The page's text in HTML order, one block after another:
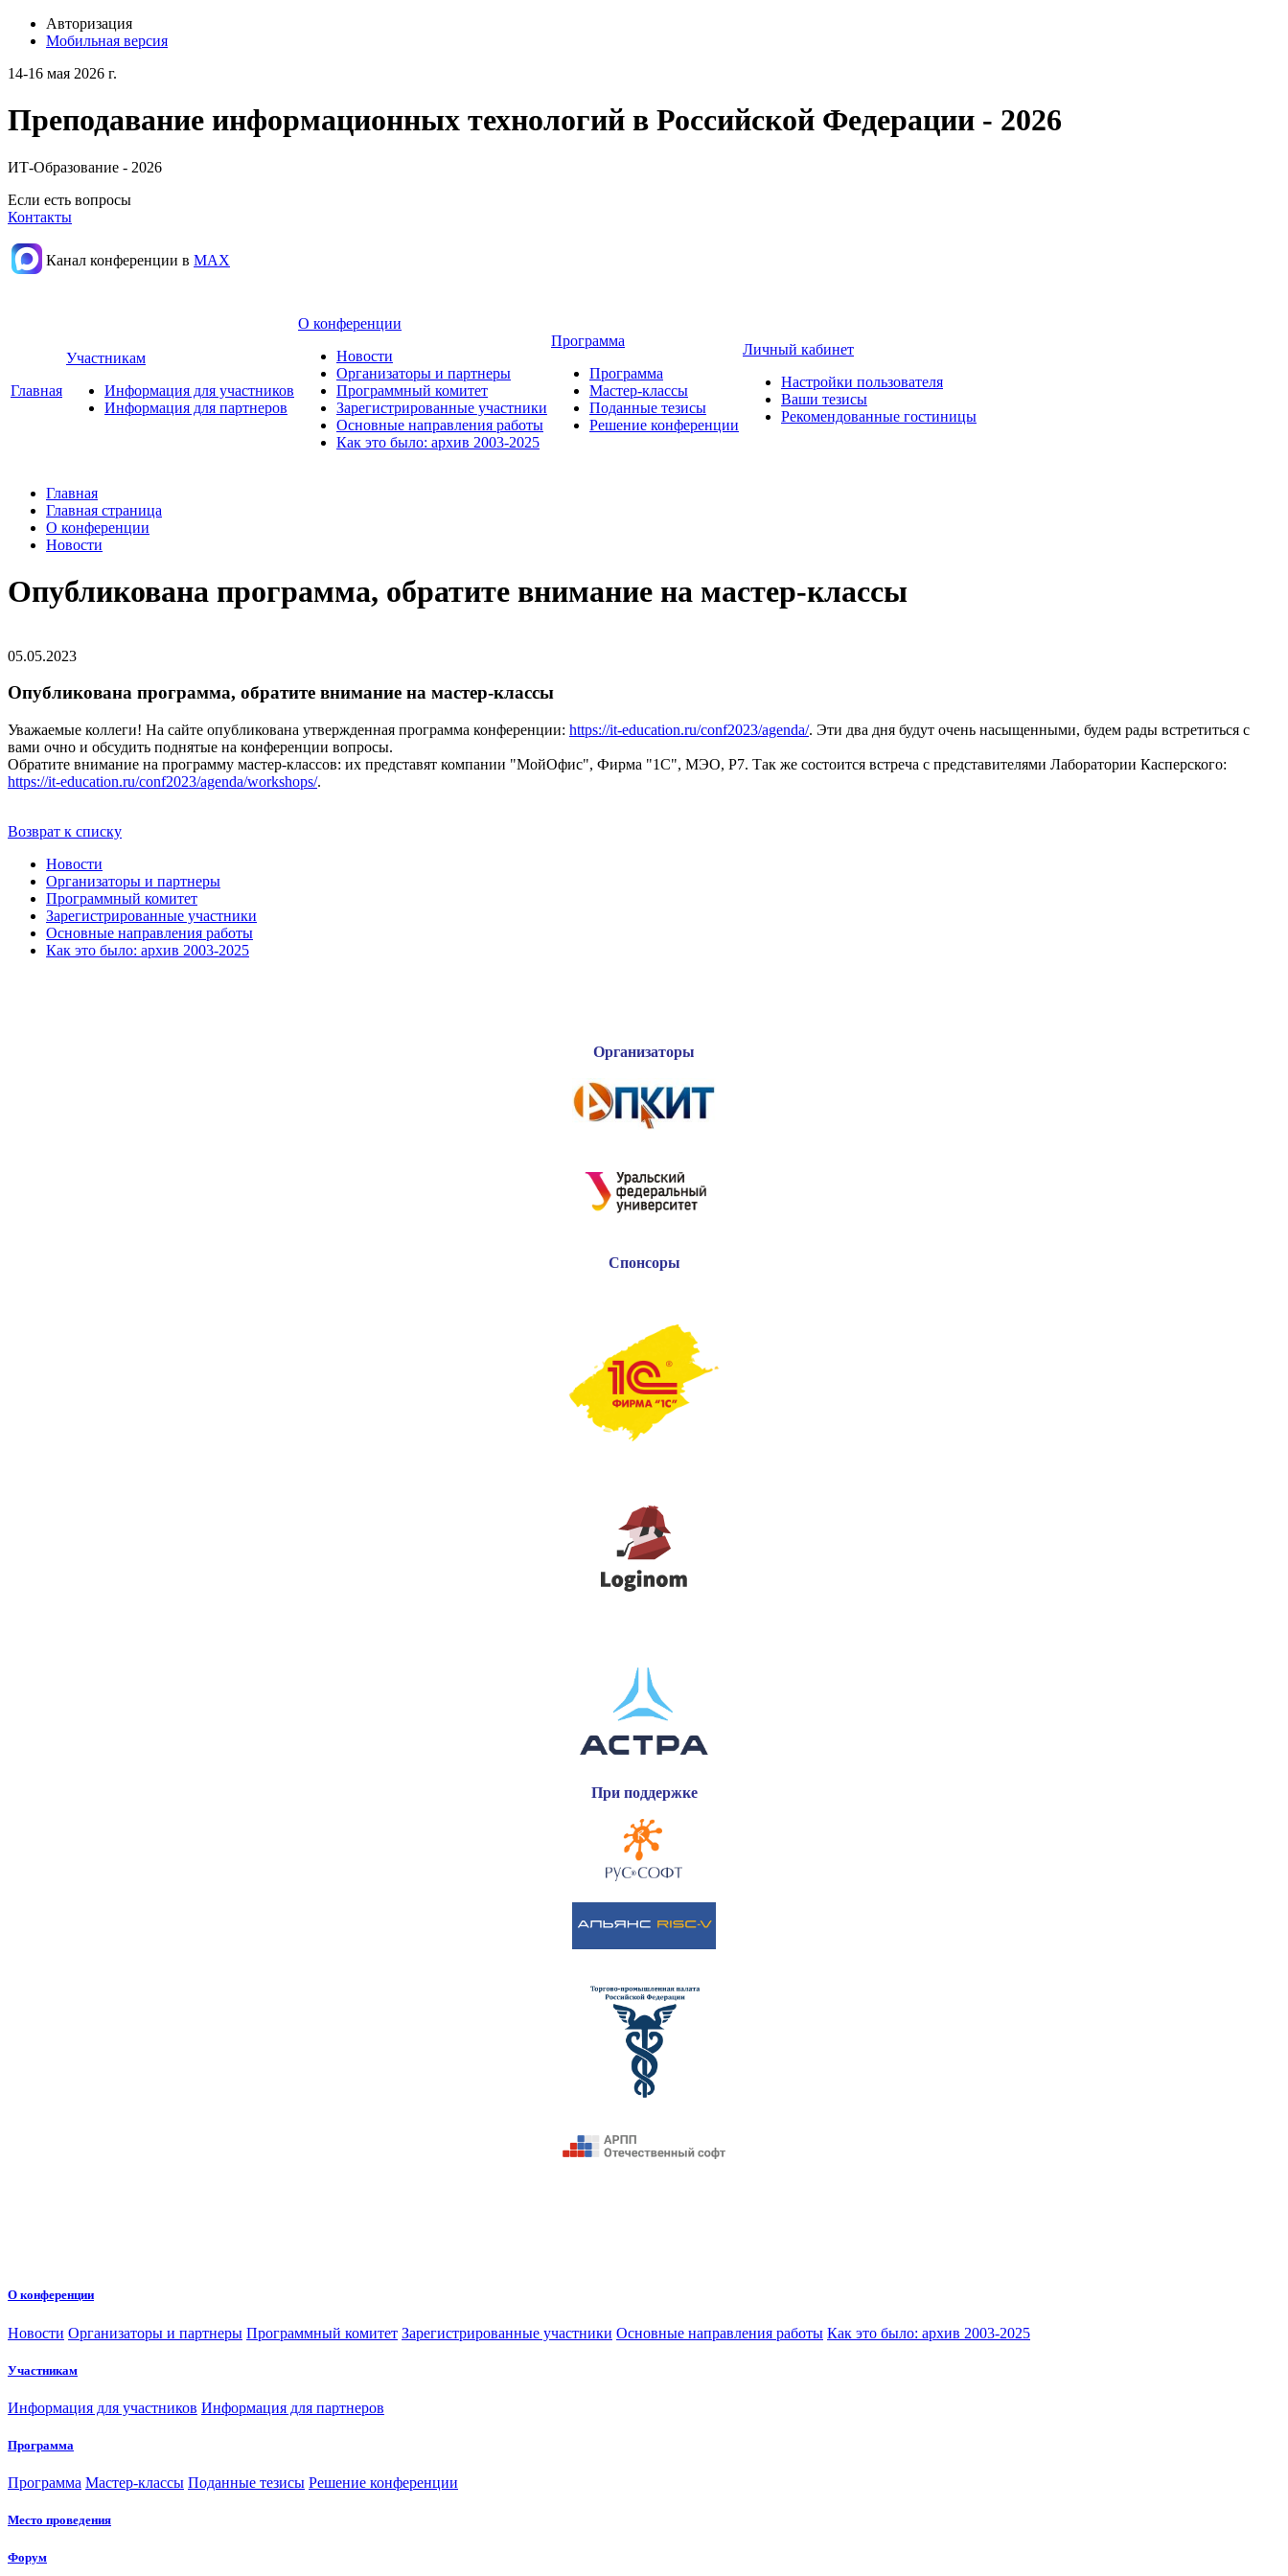
Авторизация
Мобильная версия
14-16 мая 2026 г.
Преподавание информационных технологий в Российской Федерации - 2026
ИТ-Образование - 2026
Если есть вопросы
Контакты
Канал конференции в МАХ
Главная
Участникам
Информация для участников
Информация для партнеров
О конференции
Новости
Организаторы и партнеры
Программный комитет
Зарегистрированные участники
Основные направления работы
Как это было: архив 2003-2025
Программа
Программа
Мастер-классы
Поданные тезисы
Решение конференции
Личный кабинет
Настройки пользователя
Ваши тезисы
Рекомендованные гостиницы
Главная
Главная страница
О конференции
Новости
Опубликована программа, обратите внимание на мастер-классы
05.05.2023
Опубликована программа, обратите внимание на мастер-классы
Уважаемые коллеги! На сайте опубликована утвержденная программа конференции: https://it-education.ru/conf2023/agenda/. Эти два дня будут очень насыщенными, будем рады встретиться с
вами очно и обсудить поднятые на конференции вопросы.
Обратите внимание на программу мастер-классов: их представят компании "МойОфис", Фирма "1С", МЭО, Р7. Так же состоится встреча с представителями Лаборатории Касперского:
https://it-education.ru/conf2023/agenda/workshops/.
Возврат к списку
Новости
Организаторы и партнеры
Программный комитет
Зарегистрированные участники
Основные направления работы
Как это было: архив 2003-2025
Организаторы
Спонсоры
При поддержке
О конференции
Новости Организаторы и партнеры Программный комитет Зарегистрированные участники Основные направления работы Как это было: архив 2003-2025
Участникам
Информация для участников Информация для партнеров
Программа
Программа Мастер-классы Поданные тезисы Решение конференции
Место проведения
Форум